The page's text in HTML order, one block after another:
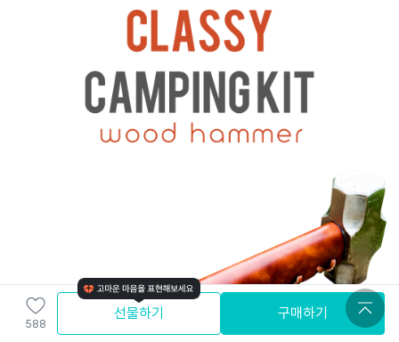
588
선물하기 구매하기